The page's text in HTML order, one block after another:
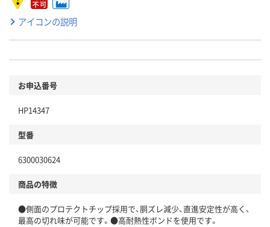
アイコンの説明
お申込番号
HP14347
型番
6300030624
商品の特徴
●側面のプロテクトチップ採用で、胴ズレ減少、直進安定性が高く、
最高の切れ味が可能です。●高耐熱性ボンドを使用です。